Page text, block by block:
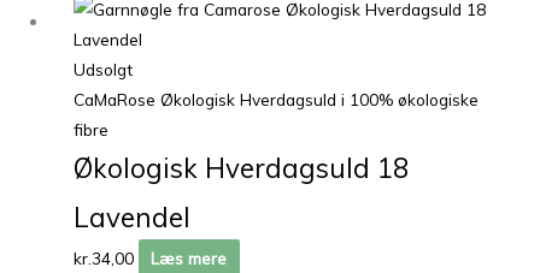
Udsolgt
CaMaRose Økologisk Hverdagsuld i 100% økologiske
fibre
Økologisk Hverdagsuld 18
Lavendel
kr.34,00 Læs mere